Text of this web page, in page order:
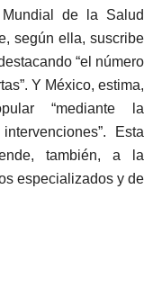
Mundial de la Salud
según ella, suscribe
“el número
Y México, estima,
“mediante la
Esta
también, a la
especializados y de